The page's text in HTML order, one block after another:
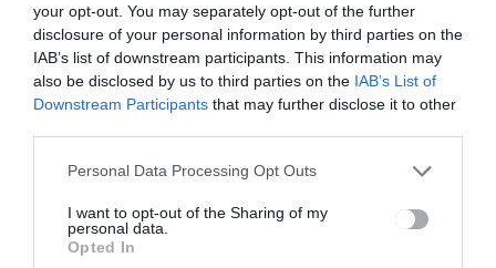
your opt-out. You may separately opt-out of the further
disclosure of your personal information by third parties on the
IAB’s list of downstream participants. This information may
also be disclosed by us to third parties on the IAB’s List of
Downstream Participants that may further disclose it to other
Personal Data Processing Opt Outs
I want to opt-out of the Sharing of my
personal data.
Opted In